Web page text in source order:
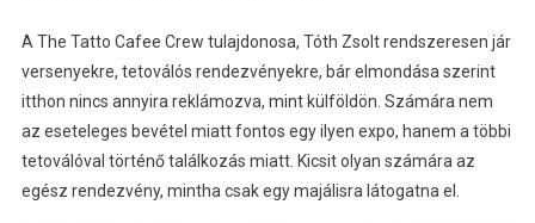
A The Tatto Cafee Crew tulajdonosa, Tóth Zsolt rendszeresen jár
versenyekre, tetoválós rendezvényekre, bár elmondása szerint
itthon nincs annyira reklámozva, mint külföldön. Számára nem
az eseteleges bevétel miatt fontos egy ilyen expo, hanem a többi
tetoválóval történő találkozás miatt. Kicsit olyan számára az
egész rendezvény, mintha csak egy majálisra látogatna el.